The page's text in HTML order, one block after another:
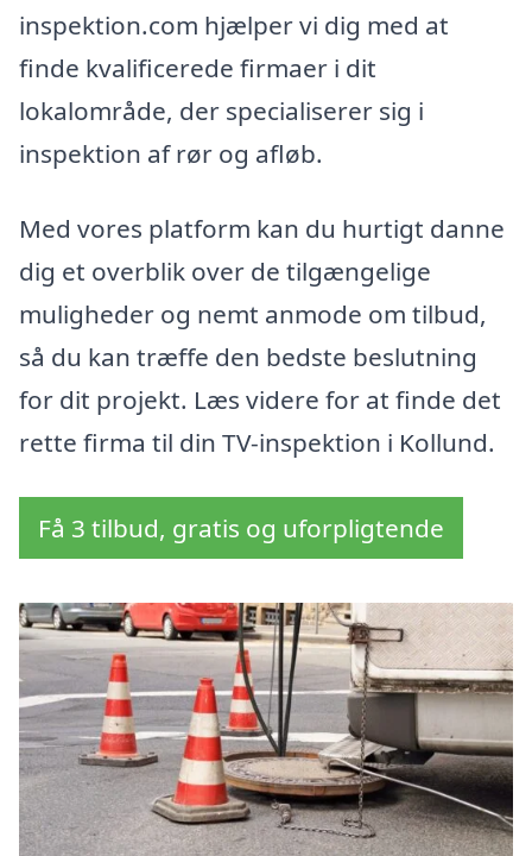
inspektion.com hjælper vi dig med at
finde kvalificerede firmaer i dit
lokalområde, der specialiserer sig i
inspektion af rør og afløb.
Med vores platform kan du hurtigt danne
dig et overblik over de tilgængelige
muligheder og nemt anmode om tilbud,
så du kan træffe den bedste beslutning
for dit projekt. Læs videre for at finde det
rette firma til din TV-inspektion i Kollund.
Få 3 tilbud, gratis og uforpligtende